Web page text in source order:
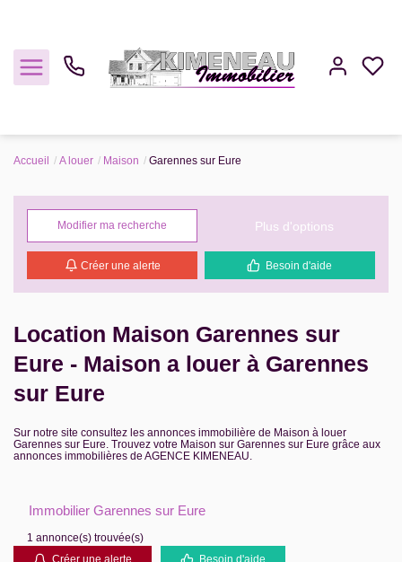
Louer
Estimer
Gestion
Notre Agence
Contact
Accueil A louer Maison Garennes sur Eure
Modifier ma recherche Plus d'options
Créer une alerte Besoin d'aide
Location Maison Garennes sur
Eure - Maison a louer à Garennes
sur Eure
Sur notre site consultez les annonces immobilière de Maison à louer
Garennes sur Eure. Trouvez votre Maison sur Garennes sur Eure grâce aux
annonces immobilières de AGENCE KIMENEAU.
Immobilier Garennes sur Eure
1 annonce(s) trouvée(s)
Créer une alerte
Besoin d'aide